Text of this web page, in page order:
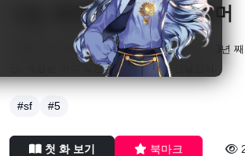
나는 최약체 드래곤 테이머
초격문화, 초격문화, 쌍검귀혼/비로
드래곤이 최강자인 세상에 들어와 살게 된 지 3년
만, 세상은 아직 모른다. 이딴 게 왜, 전설인지.
#sf #5
첫 화 보기 북마크